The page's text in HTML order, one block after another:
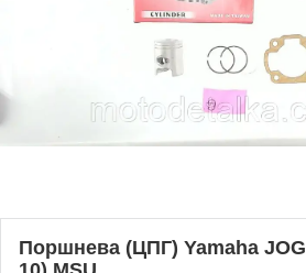
Поршнева (ЦПГ) Yamaha